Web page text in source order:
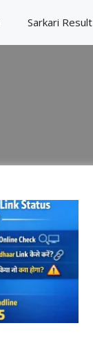
Sarkari Result